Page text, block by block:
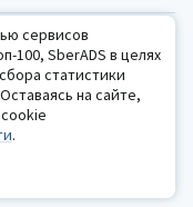
детей с
сервисов
100, SberADS в целях
статистики
на сайте,
.